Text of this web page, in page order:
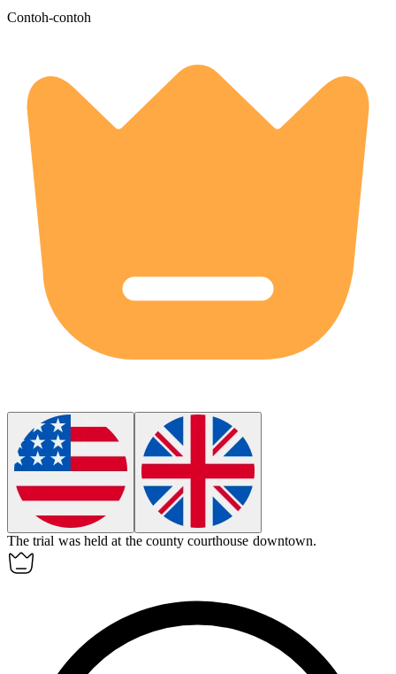
Contoh-contoh
The trial was held at the county courthouse downtown.